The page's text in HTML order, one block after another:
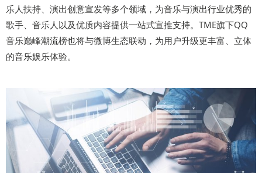
乐人扶持、演出创意宣发等多个领域，为音乐与演出行业优秀的
歌手、音乐人以及优质内容提供一站式宣推支持。TME旗下QQ
音乐巅峰潮流榜也将与微博生态联动，为用户升级更丰富、立体
的音乐娱乐体验。